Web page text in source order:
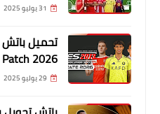
31 يوليو 2025
Patch 2026 من ميديا فاير
29 يوليو 2025